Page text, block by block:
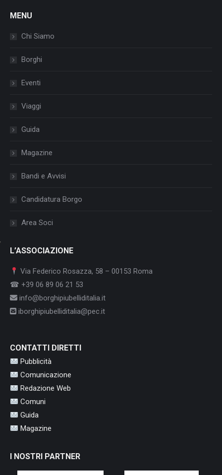
MENU
Chi Siamo
Borghi
Eventi
Viaggi
Guida
Magazine
Bandi e Avvisi
Candidatura Borgo
Area Soci
L’ASSOCIAZIONE
Via Federico Rosazza, 58 – 00153 Roma
☎ +39 06 89 06 21 53
info@borghipiubelliditalia.it
iborghipiubelliditalia@pec.it
CONTATTI DIRETTI
Pubblicità
Comunicazione
Redazione Web
Comuni
Guida
Magazine
I NOSTRI PARTNER